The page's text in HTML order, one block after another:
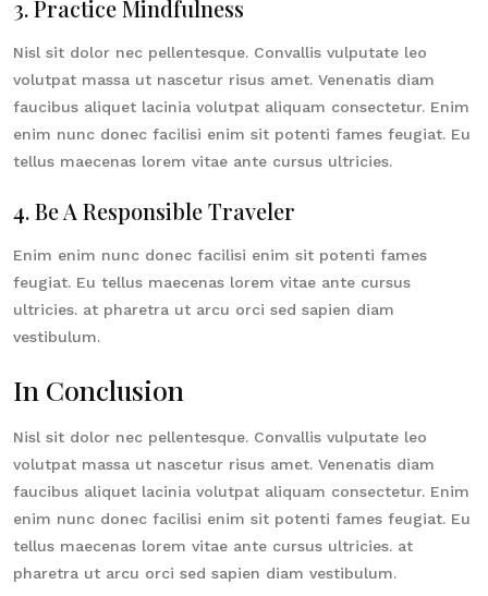
3. Practice Mindfulness
Nisl sit dolor nec pellentesque. Convallis vulputate leo
volutpat massa ut nascetur risus amet. Venenatis diam
faucibus aliquet lacinia volutpat aliquam consectetur. Enim
enim nunc donec facilisi enim sit potenti fames feugiat. Eu
tellus maecenas lorem vitae ante cursus ultricies.
4. Be A Responsible Traveler
Enim enim nunc donec facilisi enim sit potenti fames
feugiat. Eu tellus maecenas lorem vitae ante cursus
ultricies. at pharetra ut arcu orci sed sapien diam
vestibulum.
In Conclusion
Nisl sit dolor nec pellentesque. Convallis vulputate leo
volutpat massa ut nascetur risus amet. Venenatis diam
faucibus aliquet lacinia volutpat aliquam consectetur. Enim
enim nunc donec facilisi enim sit potenti fames feugiat. Eu
tellus maecenas lorem vitae ante cursus ultricies. at
pharetra ut arcu orci sed sapien diam vestibulum.